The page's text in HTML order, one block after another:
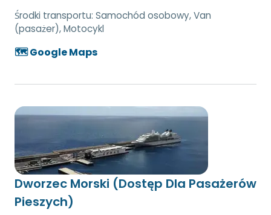
Środki transportu: Samochód osobowy, Van
(pasażer), Motocykl
🗺️ Google Maps
Dworzec Morski (Dostęp Dla Pasażerów
Pieszych)